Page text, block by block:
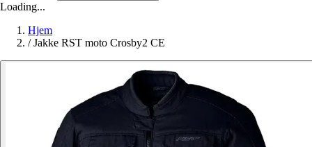
Loading...
Hjem
/ Jakke RST moto Crosby2 CE